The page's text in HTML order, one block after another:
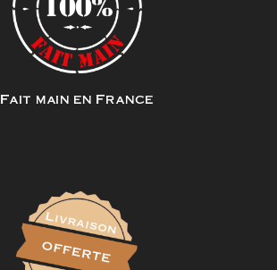
Fait main en France